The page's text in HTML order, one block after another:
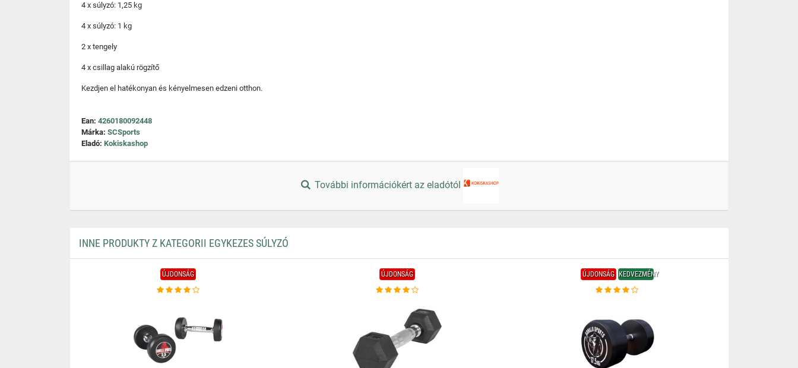
4 x súlyzó: 1,25 kg
4 x súlyzó: 1 kg
2 x tengely
4 x csillag alakú rögzítő
Kezdjen el hatékonyan és kényelmesen edzeni otthon.
Ean: 4260180092448
Márka: SCSports
Eladó: Kokiskashop
További információkért az eladótól
INNE PRODUKTY Z KATEGORII EGYKEZES SÚLYZÓ
ÚJDONSÁG ÚJDONSÁG ÚJDONSÁG KEDVEZMÉNY